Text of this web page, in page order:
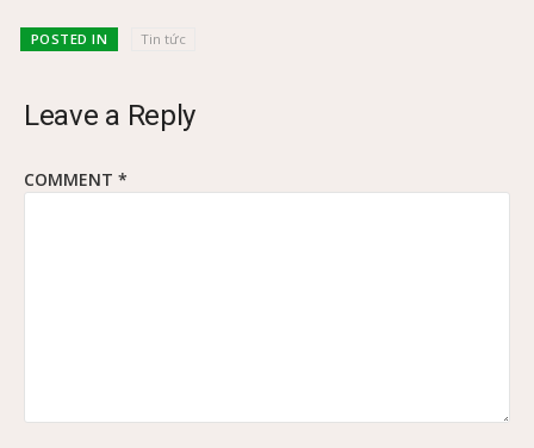
POSTED IN Tin tức
Leave a Reply
COMMENT *